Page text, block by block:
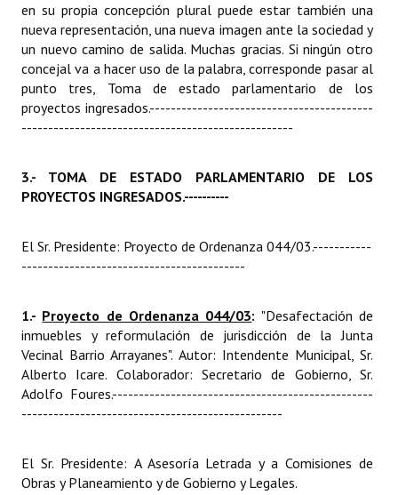
en su propia concepción plural puede estar también una
nueva representación, una nueva imagen ante la sociedad y
un nuevo camino de salida. Muchas gracias. Si ningún otro
concejal va a hacer uso de la palabra, corresponde pasar al
punto tres, Toma de estado parlamentario de los
proyectos ingresados.------------------------------------------
---------------------------------------------------
3.- TOMA DE ESTADO PARLAMENTARIO DE LOS
PROYECTOS INGRESADOS.----------
El Sr. Presidente: Proyecto de Ordenanza 044/03.-----------
------------------------------------------
1.- Proyecto de Ordenanza 044/03: "Desafectación de
inmuebles y reformulación de jurisdicción de la Junta
Vecinal Barrio Arrayanes". Autor: Intendente Municipal, Sr.
Alberto Icare. Colaborador: Secretario de Gobierno, Sr.
Adolfo Foures.-------------------------------------------------
-------------------------------------------------
El Sr. Presidente: A Asesoría Letrada y a Comisiones de
Obras y Planeamiento y de Gobierno y Legales.